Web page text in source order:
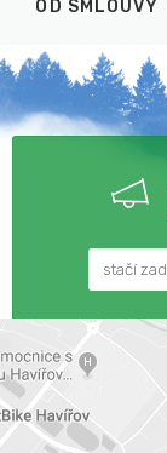
OD SMLOUVY